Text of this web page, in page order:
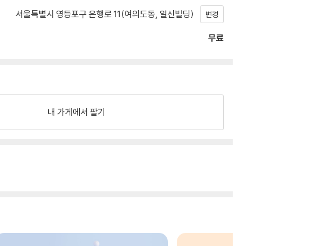
서울특별시 영등포구 은행로 11(여의도동, 일신빌딩) 변경
무료
내 가게에서 팔기